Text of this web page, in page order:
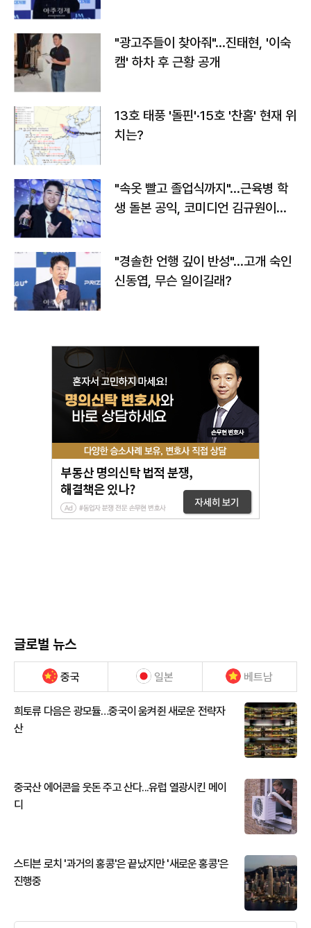
"광고주들이 찾아줘"…진태현, '이숙
캠' 하차 후 근황 공개
13호 태풍 '돌핀'·15호 '찬홈' 현재 위
치는?
"속옷 빨고 졸업식까지"…근육병 학
생 돌본 공익, 코미디언 김규원이었
"경솔한 언행 깊이 반성"…고개 숙인
신동엽, 무슨 일이길래?
글로벌 뉴스
중국 일본 베트남
희토류 다음은 광모듈…중국이 움켜쥔 새로운 전략자
산
중국산 에어콘을 웃돈 주고 산다...유럽 열광시킨 메이
디
스티븐 로치 '과거의 홍콩'은 끝났지만 '새로운 홍콩'은
진행중